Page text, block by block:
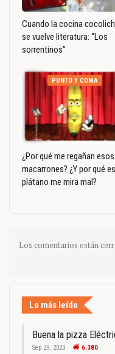
Cuando la cocina
se vuelve literatura: “Los
sorrentinos”
PUNTO Y COMA
¿Por qué me regañan esos
macarrones? ¿Y por qué
plátano me mira mal?
Los comentarios están
Lo más leído
Buena la pizza
Sep 29, 2023 6.380